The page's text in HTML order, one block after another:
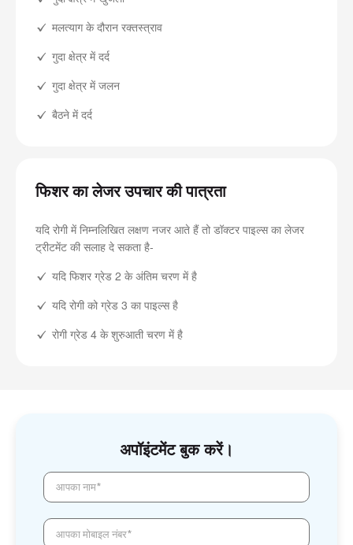
मलत्याग के दौरान रक्तस्त्राव
गुदा क्षेत्र में दर्द
गुदा क्षेत्र में जलन
बैठने में दर्द
फिशर का लेजर उपचार की पात्रता
यदि रोगी में निम्नलिखित लक्षण नजर आते हैं तो डॉक्टर पाइल्स का लेजर
ट्रीटमेंट की सलाह दे सकता है-
यदि फिशर ग्रेड 2 के अंतिम चरण में है
यदि रोगी को ग्रेड 3 का पाइल्स है
रोगी ग्रेड 4 के शुरुआती चरण में है
अपॉइंटमेंट बुक करें।
आपका नाम*
आपका मोबाइल नंबर*